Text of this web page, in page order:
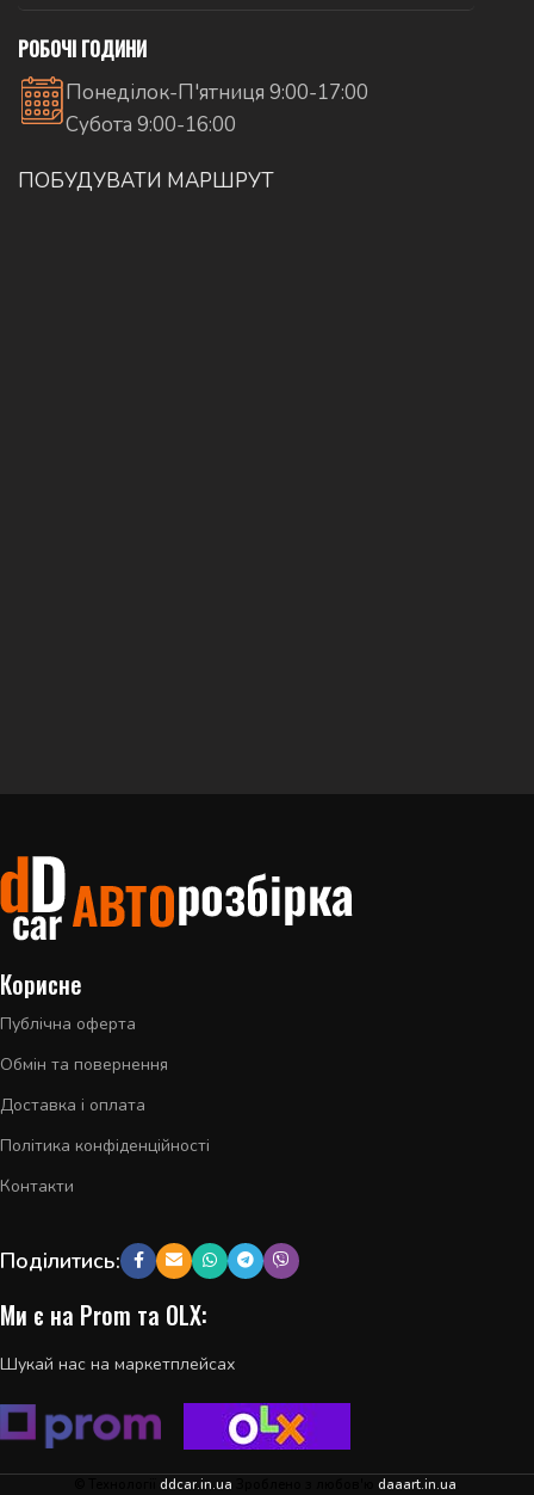
РОБОЧІ ГОДИНИ
Понеділок-П'ятниця 9:00-17:00
Субота 9:00-16:00
ПОБУДУВАТИ МАРШРУТ
Корисне
Публічна оферта
Обмін та повернення
Доставка і оплата
Політика конфіденційності
Контакти
Поділитись:
Ми є на Prom та OLX:
Шукай нас на маркетплейсах
ddcar.in.ua daaart.in.ua